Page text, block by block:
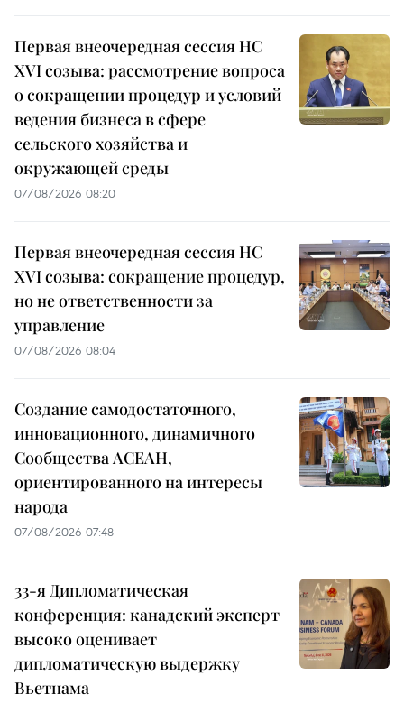
Первая внеочередная сессия НС
XVI созыва: рассмотрение вопроса
о сокращении процедур и условий
ведения бизнеса в сфере
сельского хозяйства и
окружающей среды
07/08/2026 08:20
Первая внеочередная сессия НС
XVI созыва: сокращение процедур,
но не ответственности за
управление
07/08/2026 08:04
Создание самодостаточного,
инновационного, динамичного
Сообщества АСЕАН,
ориентированного на интересы
народа
07/08/2026 07:48
33-я Дипломатическая
конференция: канадский эксперт
высоко оценивает
дипломатическую выдержку
Вьетнама